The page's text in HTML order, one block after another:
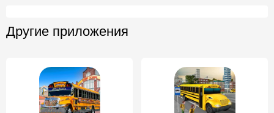
Другие приложения